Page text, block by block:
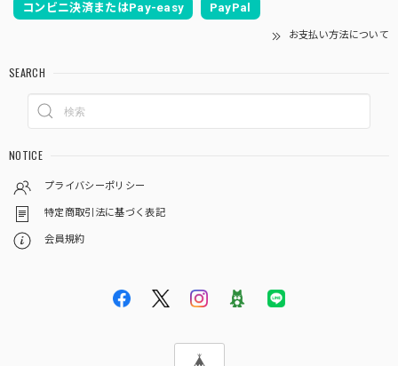
コンビニ決済またはPay-easy PayPal
お支払い方法について
SEARCH
NOTICE
プライバシーポリシー
特定商取引法に基づく表記
会員規約